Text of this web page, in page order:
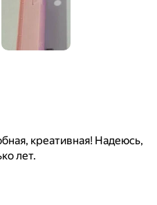
креативная! Надеюсь,
лет.